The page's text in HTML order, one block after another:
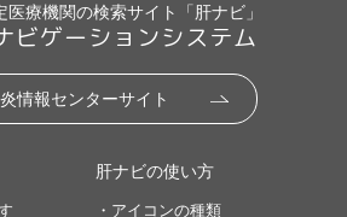
医療機関の検索サイト「肝ナビ」
ビゲーションシステム
情報センターサイト
肝ナビの使い方
・アイコンの種類